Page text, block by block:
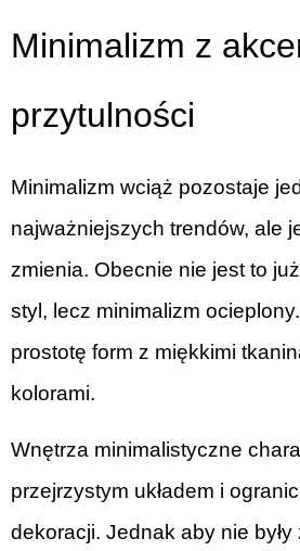
Minimalizm z
przytulności
Minimalizm wciąż pozostaje
najważniejszych trendów, ale
zmienia. Obecnie nie jest to
styl, lecz minimalizm
prostotę form z miękkimi
kolorami.
Wnętrza minimalistyczne
przejrzystym układem i
dekoracji. Jednak aby nie